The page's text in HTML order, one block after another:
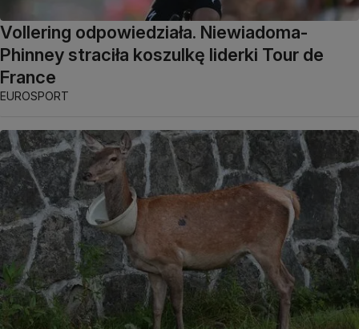
Vollering odpowiedziała. Niewiadoma-
Phinney straciła koszulkę liderki Tour de
France
EUROSPORT